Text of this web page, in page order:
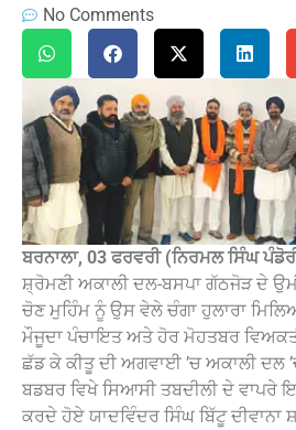
No Comments
ਬਰਨਾਲਾ, 03 ਫਰਵਰੀ (ਨਿਰਮਲ ਸਿੰਘ
ਸ਼੍ਰੋਮਣੀ ਅਕਾਲੀ ਦਲ-ਬਸਪਾ ਗੱਠਜੋੜ ਦੇ
ਚੋਣ ਮੁਹਿੰਮ ਨੂੰ ਉਸ ਵੇਲੇ ਚੰਗਾ ਹੁਲਾਰਾ
ਮੌਜੂਦਾ ਪੰਚਾਇਤ ਅਤੇ ਹੋਰ ਮੋਹਤਬਰ
ਛੱਡ ਕੇ ਕੀਤੂ ਦੀ ਅਗਵਾਈ ’ਚ ਅਕਾਲੀ ਦਲ
ਬਡਬਰ ਵਿਖੇ ਸਿਆਸੀ ਤਬਦੀਲੀ ਦੇ ਵਾਪਰੇ
ਕਰਦੇ ਹੋਏ ਯਾਦਵਿੰਦਰ ਸਿੰਘ ਬਿੱਟੂ ਦੀਵਾਨਾ